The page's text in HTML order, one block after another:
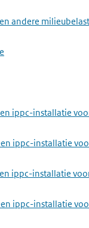
andere
ippc-installatie
ippc-installatie
ippc-installatie
ippc-installatie